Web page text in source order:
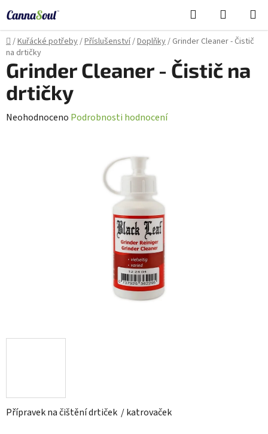
na
obsah
Hledat
KOŠÍK
Domů
/Kuřácké potřeby/Příslušenství/Doplňky/ Grinder Cleaner - Čistič
na drtičky
Přípravek na čištění drtiček / katrovaček
Grinder Cleaner - Čistič na
drtičky
Průměrné
Neohodnoceno Podrobnosti hodnocení
Cannasoul Asistent